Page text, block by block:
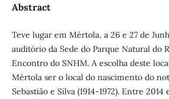
Abstract
Teve lugar em Mértola, a 26 e 27 de
auditório da Sede do Parque Natural do
Encontro do SNHM. A escolha deste
Mértola ser o local do nascimento do
Sebastião e Silva (1914-1972). Entre